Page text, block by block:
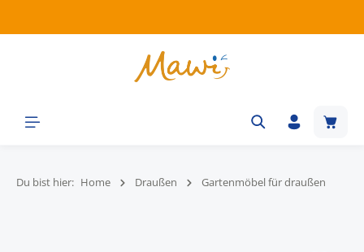
Du bist hier: Home Draußen Gartenmöbel für draußen